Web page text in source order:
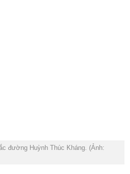
đường Huỳnh Thúc Kháng. (Ảnh: